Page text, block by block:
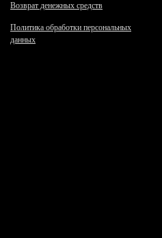
Возврат денежных средств
Политика обработки персональных
данных